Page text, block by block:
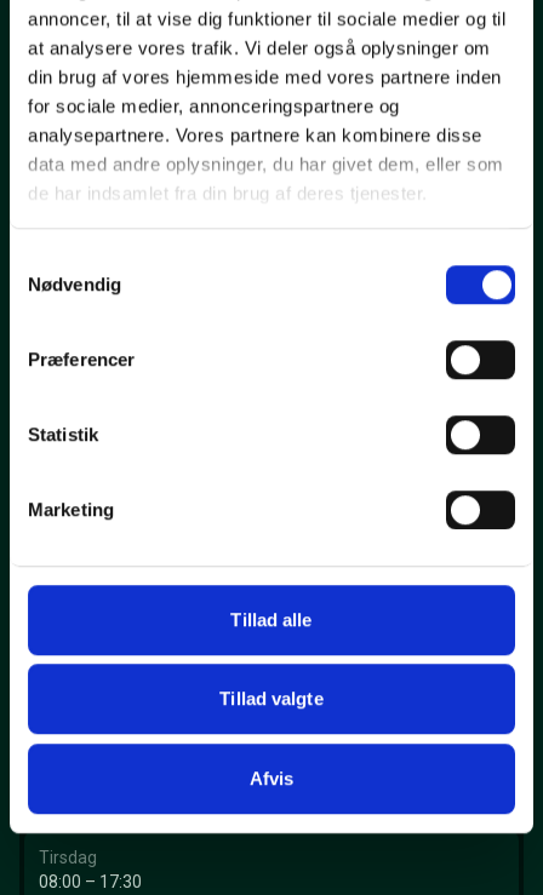
annoncer, til at vise dig funktioner til sociale medier og til
at analysere vores trafik. Vi deler også oplysninger om
din brug af vores hjemmeside med vores partnere inden
for sociale medier, annonceringspartnere og
analysepartnere. Vores partnere kan kombinere disse
data med andre oplysninger, du har givet dem, eller som
de har indsamlet fra din brug af deres tjenester.
Nødvendig
Præferencer
Statistik
Marketing
Tillad alle
Tillad valgte
Afvis
Rugvænget 33
2630 Taastrup
info@au2vest.dk
35 35 35 87
Forsikringsskader
Reparation og service
Favoritter
Kontakt
Værksted - Taastrup
Tirsdag
08:00 – 17:30